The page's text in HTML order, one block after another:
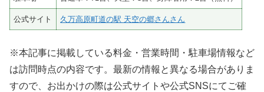
公式サイト 久万高原町道の駅 天空の郷さんさん
※本記事に掲載している料金・営業時間・駐車場情報など
は訪問時点の内容です。最新の情報と異なる場合がありま
すので、お出かけの際は公式サイトや公式SNSにてご確